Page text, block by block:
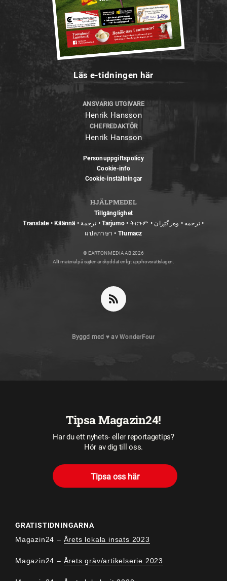
Läs e-tidningen här
ANSVARIG UTGIVARE
Henrik Hansson
CHEFREDAKTÖR
Henrik Hansson
Personuppgiftspolicy
Cookie-info
Cookie-inställningar
HJÄLPMEDEL
Tillgänglighet
Translate • Käännä • ترجمة • Tarjumo • ትርጉም • ترجمه • وەرگێڕان •
แปลภาษา • Tłumacz
© EARTON MEDIA AB 2026
Allt material på sajten är skyddat enligt upphovsrättslagen.
Byggd med ♥ avWonderFour
Tipsa Magazin24!
Har du ett nyhets- eller reportagetips?
Hör av dig till oss.
Tipsa oss här
GRATISTIDNINGARNA
Magazin24 – Årets lokala insats 2023
Magazin24 – Årets gräv/artikelserie 2023